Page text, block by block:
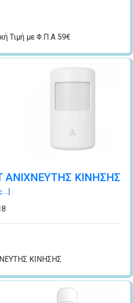
Τιμή με Φ.Π.Α 59€
ΑΝΙΧΝΕΥΤΗΣ ΚΙΝΗΣΗΣ
ΚΙΝΗΣΗΣ